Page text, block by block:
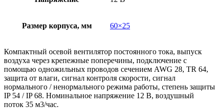
Размер корпуса, мм 60×25
Компактный осевой вентилятор постоянного тока, выпуск
воздуха через крепежные поперечины, подключение с
помощью одножильных проводов сечением AWG 28, TR 64,
защита от влаги, сигнал контроля скорости, сигнал
нормального / ненормального режима работы, степень защиты
IP 54 / IP 68. Номинальное напряжение 12 В, воздушный
поток 35 м3/час.